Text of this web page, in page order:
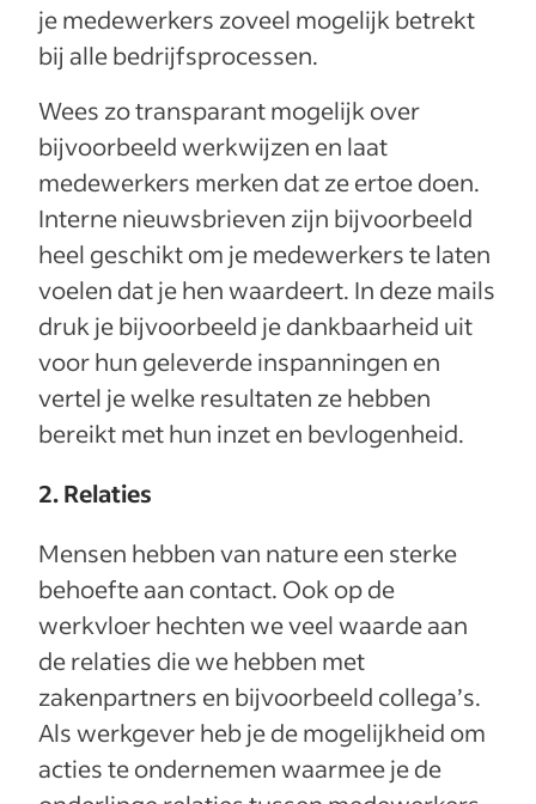
je medewerkers zoveel mogelijk betrekt
bij alle bedrijfsprocessen.
Wees zo transparant mogelijk over
bijvoorbeeld werkwijzen en laat
medewerkers merken dat ze ertoe doen.
Interne nieuwsbrieven zijn bijvoorbeeld
heel geschikt om je medewerkers te laten
voelen dat je hen waardeert. In deze mails
druk je bijvoorbeeld je dankbaarheid uit
voor hun geleverde inspanningen en
vertel je welke resultaten ze hebben
bereikt met hun inzet en bevlogenheid.
2. Relaties
Mensen hebben van nature een sterke
behoefte aan contact. Ook op de
werkvloer hechten we veel waarde aan
de relaties die we hebben met
zakenpartners en bijvoorbeeld collega’s.
Als werkgever heb je de mogelijkheid om
acties te ondernemen waarmee je de